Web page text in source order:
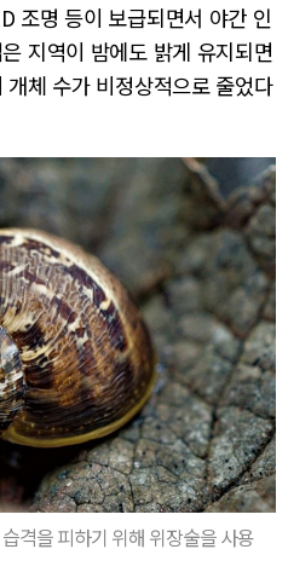
조명 등이 보급되면서 야간 인
지역이 밤에도 밝게 유지되면
체 수가 비정상적으로 줄었다
격을 피하기 위해 위장술을 사용